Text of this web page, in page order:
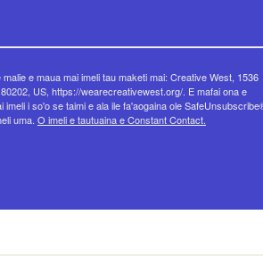
e maua mai imeli tau maketi mai: Creative West, 1536
US, https://wearecreativewest.org/. E mafai ona e
imeli i so'o se taimi e ala ile fa'aogaina ole
uma. O imeli e tautuaina e Constant Contact.